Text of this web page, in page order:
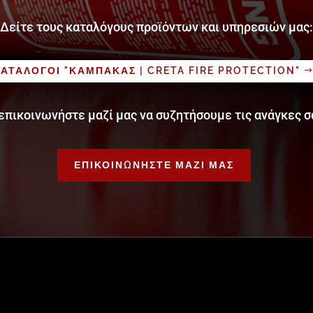
Δείτε τους καταλόγους προϊόντων και υπηρεσιών μας:
"ΚΑΜΠΑΚΑΣ | CRETA FIRE PROTECTION"
μαζί μας να συζητήσουμε τις ανάγκες
ΕΠΙΚΟΙΝΩΝΗΣΤΕ ΜΑΖΙ ΜΑΣ